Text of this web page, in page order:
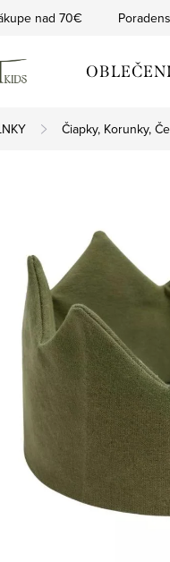
nad 70€
Čiapky, Korunky,